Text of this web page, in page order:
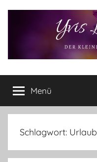
Yvis
Lifestyle
Lifestyle
Blog
–
Lifestyle,
Produkttests
Menü
Schlagwort: Urlaub